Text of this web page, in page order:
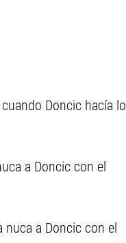
Doncic hacía lo
a Doncic con el
a Doncic con el